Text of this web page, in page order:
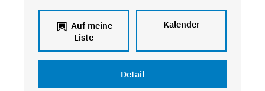
Auf meine
Liste
Kalender
Detail